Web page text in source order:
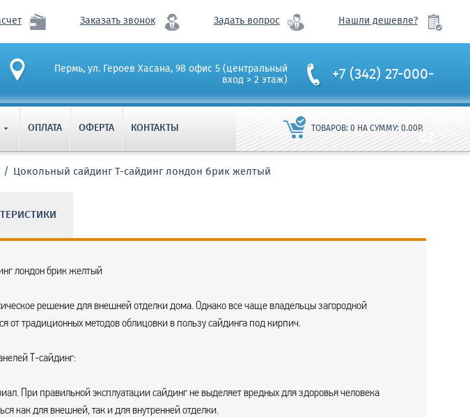
Заказать звонок Задать вопрос Нашли дешевле?
Пермь, ул. Героев Хасана, 98 офис 5 (центральный
вход > 2 этаж) +7 (342) 27-000-
82
 ОПЛАТА ОФЕРТА КОНТАКТЫ ТОВАРОВ:0 НА СУММУ:0.00Р.
Цокольный сайдинг T-cайдинг лондон брик желтый
лондон брик желтый
решение для внешней отделки дома. Однако все чаще владельцы загородной
от традиционных методов облицовки в пользу сайдинга под кирпич.
Т-сайдинг:
При правильной эксплуатации сайдинг не выделяет вредных для здоровья человека
как для внешней, так и для внутренней отделки.